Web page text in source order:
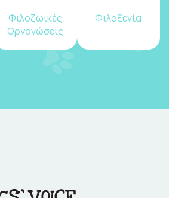
Φιλοζωικές
Οργανώσεις
Φιλοξενία